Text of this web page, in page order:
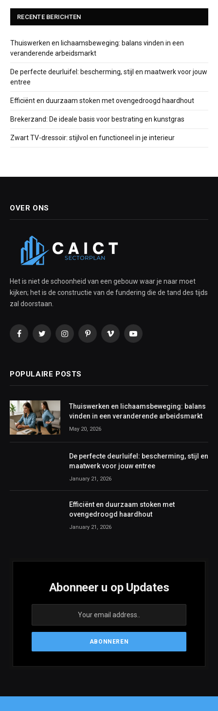
RECENTE BERICHTEN
Thuiswerken en lichaamsbeweging: balans vinden in een
veranderende arbeidsmarkt
De perfecte deurluifel: bescherming, stijl en maatwerk voor jouw
entree
Efficiënt en duurzaam stoken met ovengedroogd haardhout
Brekerzand: De ideale basis voor bestrating en kunstgras
Zwart TV-dressoir: stijlvol en functioneel in je interieur
OVER ONS
Het is niet de schoonheid van een gebouw waar je naar moet
kijken; het is de constructie van de fundering die de tand des tijds
zal doorstaan.
FacebookTwitterInstagramPinterestVimeo YouTube
POPULAIRE POSTS
Thuiswerken en lichaamsbeweging: balans
vinden in een veranderende arbeidsmarkt
May 20, 2026
De perfecte deurluifel: bescherming, stijl en
maatwerk voor jouw entree
January 21, 2026
Efficiënt en duurzaam stoken met
ovengedroogd haardhout
January 21, 2026
Abonneer u op Updates